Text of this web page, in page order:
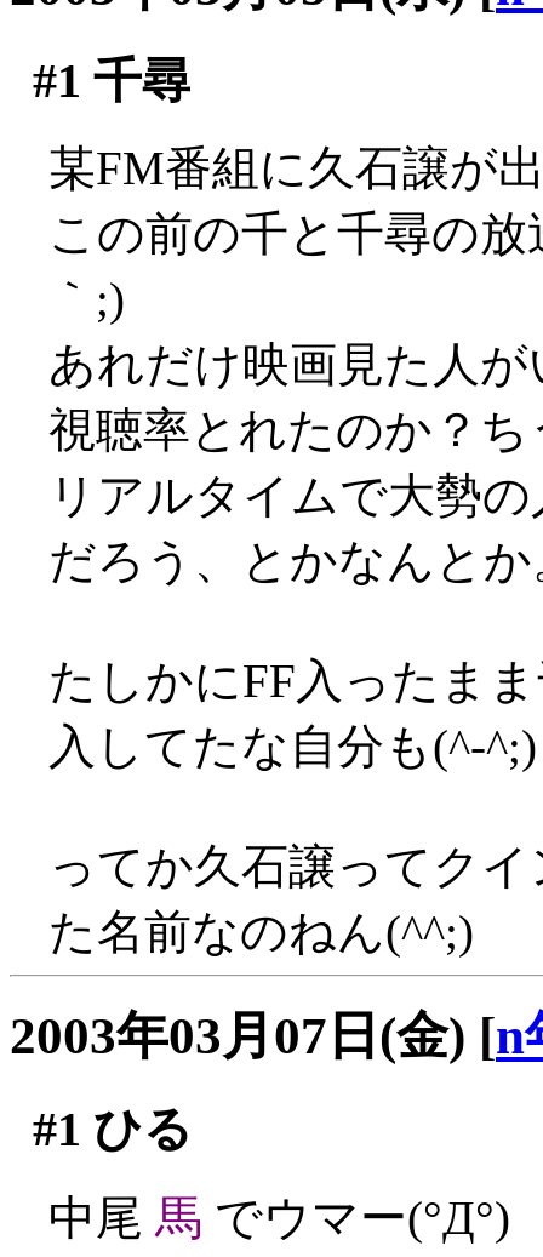
#1 千尋
某FM番組に久石譲が
この前の千と千尋の
｀;)
あれだけ映画見た人
視聴率とれたのか？
リアルタイムで大勢
だろう、とかなんとか
たしかにFF入ったま
入してたな自分も(^-^;)
ってか久石譲ってク
た名前なのねん(^^;)
2003年03月07日(金) [n
#1 ひる
中尾 馬 でウマー(°Д°)